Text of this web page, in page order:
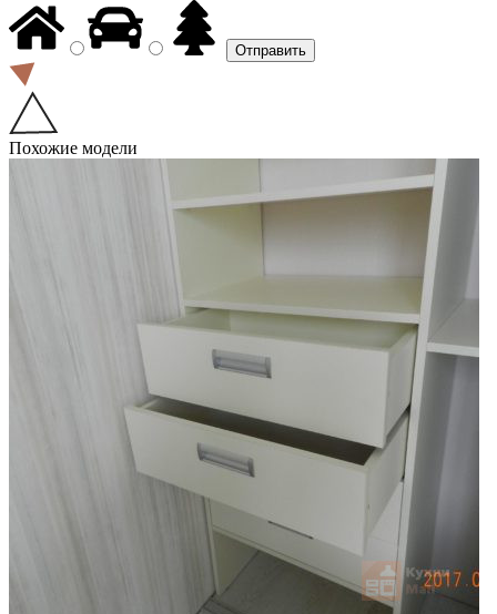
Похожие модели